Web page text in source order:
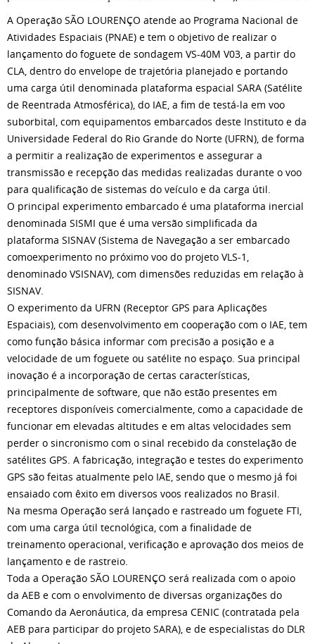
A Operação SÃO LOURENÇO atende ao Programa Nacional de
Atividades Espaciais (PNAE) e tem o objetivo de realizar o
lançamento do foguete de sondagem VS-40M V03, a partir do
CLA, dentro do envelope de trajetória planejado e portando
uma carga útil denominada plataforma espacial SARA (Satélite
de Reentrada Atmosférica), do IAE, a fim de testá-la em voo
suborbital, com equipamentos embarcados deste Instituto e da
Universidade Federal do Rio Grande do Norte (UFRN), de forma
a permitir a realização de experimentos e assegurar a
transmissão e recepção das medidas realizadas durante o voo
para qualificação de sistemas do veículo e da carga útil.
O principal experimento embarcado é uma plataforma inercial
denominada SISMI que é uma versão simplificada da
plataforma SISNAV (Sistema de Navegação a ser embarcado
comoexperimento no próximo voo do projeto VLS-1,
denominado VSISNAV), com dimensões reduzidas em relação à
SISNAV.
O experimento da UFRN (Receptor GPS para Aplicações
Espaciais), com desenvolvimento em cooperação com o IAE, tem
como função básica informar com precisão a posição e a
velocidade de um foguete ou satélite no espaço. Sua principal
inovação é a incorporação de certas características,
principalmente de software, que não estão presentes em
receptores disponíveis comercialmente, como a capacidade de
funcionar em elevadas altitudes e em altas velocidades sem
perder o sincronismo com o sinal recebido da constelação de
satélites GPS. A fabricação, integração e testes do experimento
GPS são feitas atualmente pelo IAE, sendo que o mesmo já foi
ensaiado com êxito em diversos voos realizados no Brasil.
Na mesma Operação será lançado e rastreado um foguete FTI,
com uma carga útil tecnológica, com a finalidade de
treinamento operacional, verificação e aprovação dos meios de
lançamento e de rastreio.
Toda a Operação SÃO LOURENÇO será realizada com o apoio
da AEB e com o envolvimento de diversas organizações do
Comando da Aeronáutica, da empresa CENIC (contratada pela
AEB para participar do projeto SARA), e de especialistas do DLR